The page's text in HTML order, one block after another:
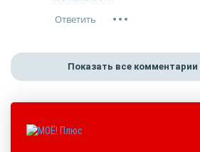
Показать все комментарии